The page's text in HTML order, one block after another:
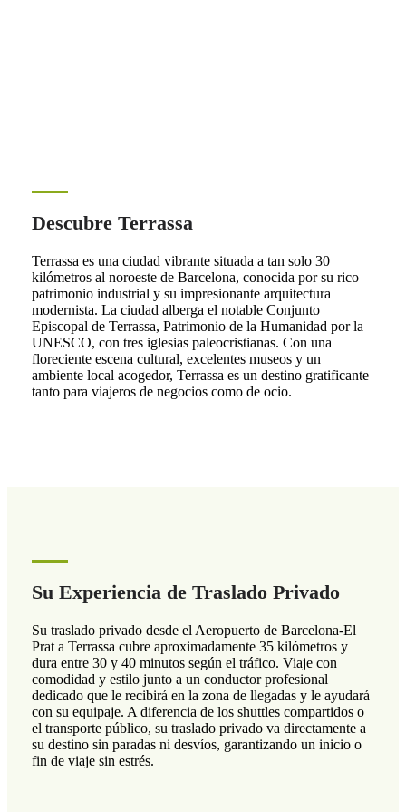
Descubre Terrassa
Terrassa es una ciudad vibrante situada a tan solo 30
kilómetros al noroeste de Barcelona, conocida por su rico
patrimonio industrial y su impresionante arquitectura
modernista. La ciudad alberga el notable Conjunto
Episcopal de Terrassa, Patrimonio de la Humanidad por la
UNESCO, con tres iglesias paleocristianas. Con una
floreciente escena cultural, excelentes museos y un
ambiente local acogedor, Terrassa es un destino gratificante
tanto para viajeros de negocios como de ocio.
Su Experiencia de Traslado Privado
Su traslado privado desde el Aeropuerto de Barcelona-El
Prat a Terrassa cubre aproximadamente 35 kilómetros y
dura entre 30 y 40 minutos según el tráfico. Viaje con
comodidad y estilo junto a un conductor profesional
dedicado que le recibirá en la zona de llegadas y le ayudará
con su equipaje. A diferencia de los shuttles compartidos o
el transporte público, su traslado privado va directamente a
su destino sin paradas ni desvíos, garantizando un inicio o
fin de viaje sin estrés.